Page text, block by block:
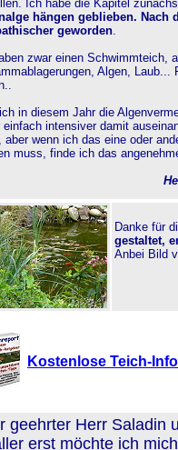
Ich habe die Kapitel
hängen geblieben. Nach
geworden.
zwar einen Schwimmteich,
Algen,
in diesem Jahr die
einfach intensiver damit
aber wenn ich das eine oder
muss, finde ich das
Danke für
gestaltet,
Anbei Bild
Kostenlose Teich-
geehrter Herr Saladin
erst möchte ich